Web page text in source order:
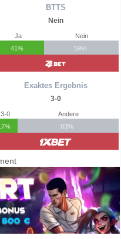
BTTS
Nein
Ja
41%
Nein
59%
Exaktes Ergebnis
3-0
3-0
Andere
83%